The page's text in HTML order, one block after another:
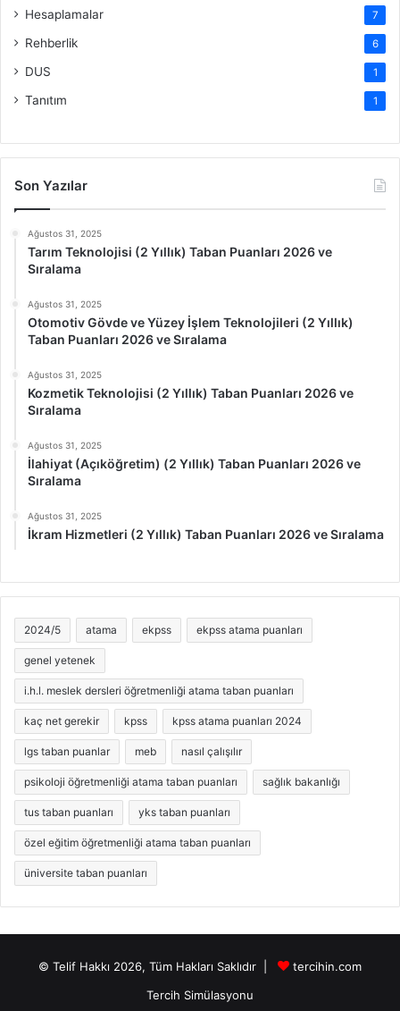
Hesaplamalar 7
Rehberlik 6
DUS 1
Tanıtım 1
Son Yazılar
Ağustos 31, 2025
Tarım Teknolojisi (2 Yıllık) Taban Puanları 2026 ve
Sıralama
Ağustos 31, 2025
Otomotiv Gövde ve Yüzey İşlem Teknolojileri (2 Yıllık)
Taban Puanları 2026 ve Sıralama
Ağustos 31, 2025
Kozmetik Teknolojisi (2 Yıllık) Taban Puanları 2026 ve
Sıralama
Ağustos 31, 2025
İlahiyat (Açıköğretim) (2 Yıllık) Taban Puanları 2026 ve
Sıralama
Ağustos 31, 2025
İkram Hizmetleri (2 Yıllık) Taban Puanları 2026 ve Sıralama
2024/5 atama ekpss ekpss atama puanları
genel yetenek
i.h.l. meslek dersleri öğretmenliği atama taban puanları
kaç net gerekir kpss kpss atama puanları 2024
lgs taban puanlar meb nasıl çalışılır
psikoloji öğretmenliği atama taban puanları sağlık bakanlığı
tus taban puanları yks taban puanları
özel eğitim öğretmenliği atama taban puanları
üniversite taban puanları
© Telif Hakkı 2026, Tüm Hakları Saklıdır |
tercihin.com
Tercih Simülasyonu